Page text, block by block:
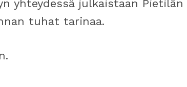
yhteydessä julkaistaan Pietilän
tuhat tarinaa.